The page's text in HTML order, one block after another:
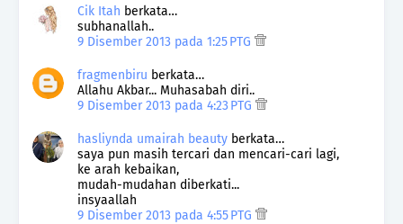
Cik Itah berkata…
subhanallah..
9 Disember 2013 pada 1:25 PTG
fragmenbiru berkata…
Allahu Akbar... Muhasabah diri..
9 Disember 2013 pada 4:23 PTG
hasliynda umairah beauty berkata…
saya pun masih tercari dan mencari-cari lagi,
ke arah kebaikan,
mudah-mudahan diberkati...
insyaallah
9 Disember 2013 pada 4:55 PTG